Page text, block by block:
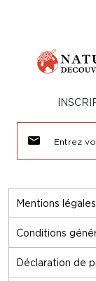
Mentions légales
Conditions
Déclaration de